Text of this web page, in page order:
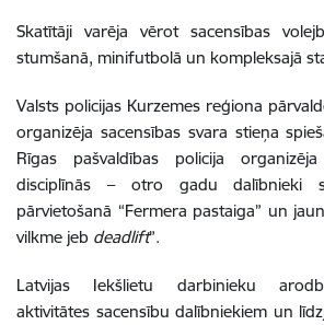
Skatītāji varēja vērot sacensības
stumšanā, minifutbolā un kompleksajā
Valsts policijas Kurzemes reģiona
organizēja sacensības svara stieņa
Rīgas pašvaldības policija
disciplīnās – otro gadu dalībnieki
pārvietošanā “Fermera pastaiga” un
vilkme jeb deadlift”.
Latvijas Iekšlietu darbinieku
aktivitātes sacensību dalībniekiem un